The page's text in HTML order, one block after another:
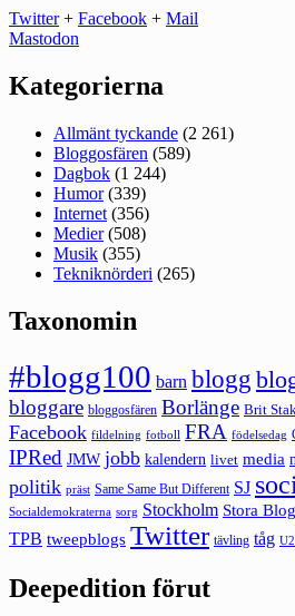
Twitter+ Facebook + Mail
Mastodon
Kategorierna
Allmänt tyckande (2 261)
Bloggosfären (589)
Dagbok (1 244)
Humor(339)
Internet (356)
Medier(508)
Musik (355)
Tekniknörderi (265)
Taxonomin
#blogg100 barn blogg
bloggare bloggosfären Borlänge Brit
Facebook fildelning fotboll FRA födelsedag
IPRed JMW jobb kalendern livet media
politik präst Same Same But Different SJ
Socialdemokraterna sorg Stockholm Stora
TPB tweepblogs Twitter tävling tåg U2
Deepedition förut